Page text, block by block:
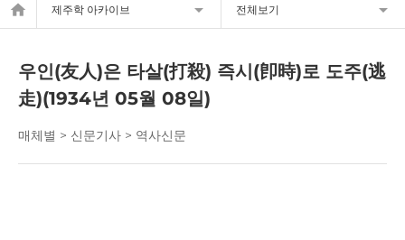
home 제주학 아카이브 전체보기
우인(友人)은 타살(打殺) 즉시(卽時)로 도주(逃
走)(1934년 05월 08일)
매체별 > 신문기사 > 역사신문